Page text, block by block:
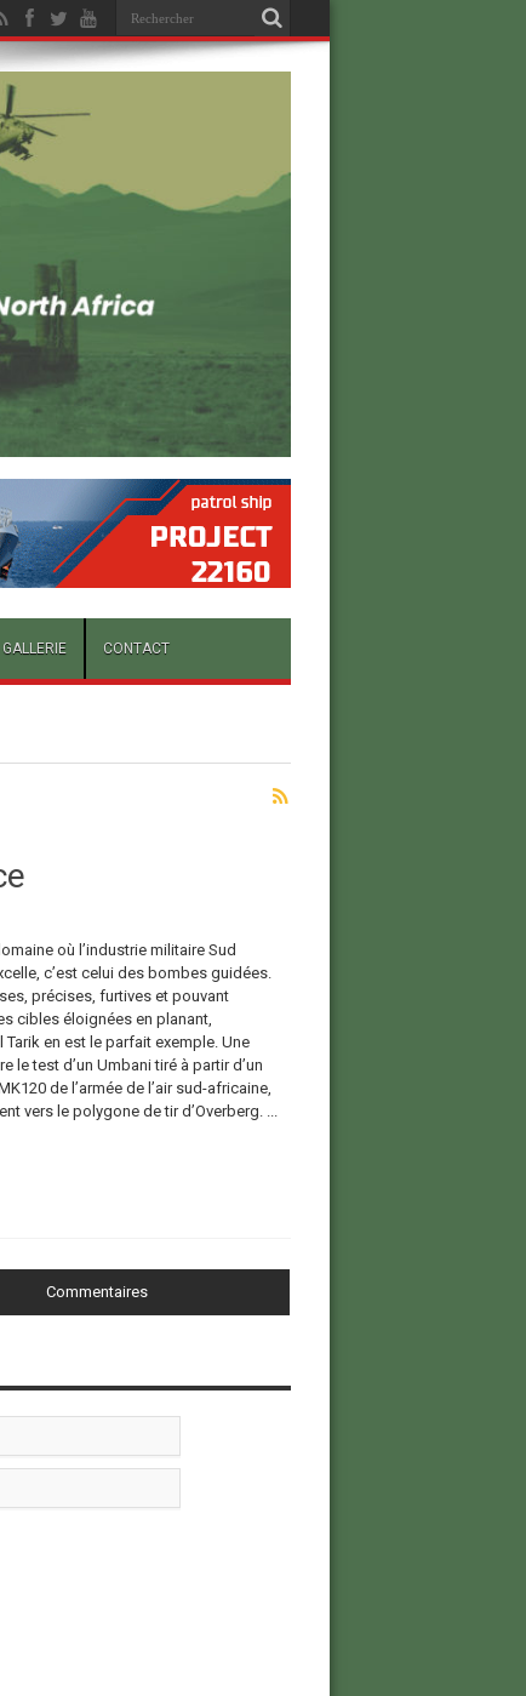
GALLERIE CONTACT
où l’industrie militaire Sud
c’est celui des bombes guidées.
précises, furtives et pouvant
cibles éloignées en planant,
Tarik en est le parfait exemple. Une
le test d’un Umbani tiré à partir d’un
de l’armée de l’air sud-africaine,
vers le polygone de tir d’Overberg. ...
Commentaires